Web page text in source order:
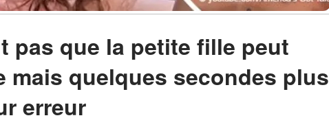
pas que la petite fille peut
mais quelques secondes plus
erreur